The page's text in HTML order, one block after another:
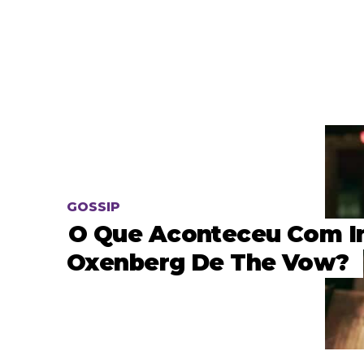
GOSSIP
O Que Aconteceu Com
Oxenberg De The Vow?